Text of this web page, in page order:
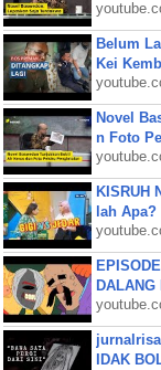
Belum
Kei
Novel
n Foto
KISRUH
lah
DALANG
jurnalrisa
IDAK